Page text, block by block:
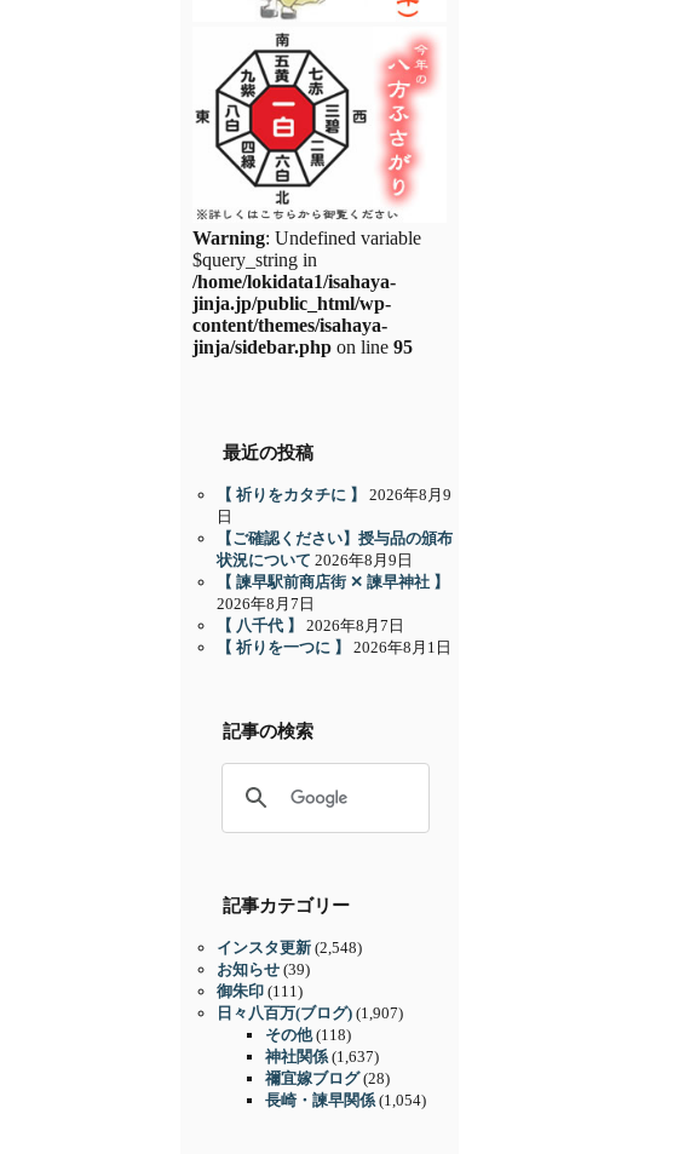
Warning: Undefined variable
$query_string in
/home/lokidata1/isahaya-
jinja.jp/public_html/wp-
content/themes/isahaya-
jinja/sidebar.php on line 95
最近の投稿
【 祈りをカタチに 】
2026年8月9
日
【ご確認ください】授与品の頒布
状況について 2026年8月9日
【 諫早駅前商店街 ✕ 諫早神社 】
2026年8月7日
【 八千代 】
2026年8月7日
【 祈りを一つに 】
2026年8月1日
記事の検索
記事カテゴリー
インスタ更新 (2,548)
お知らせ (39)
御朱印 (111)
日々八百万(ブログ) (1,907)
その他(118)
神社関係 (1,637)
禰宜嫁ブログ(28)
長崎・諫早関係 (1,054)